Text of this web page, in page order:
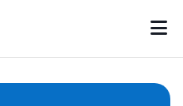
Annonces bourses